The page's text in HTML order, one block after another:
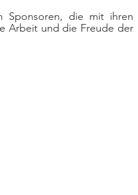
Sponsoren, die mit ihren
Arbeit und die Freude der